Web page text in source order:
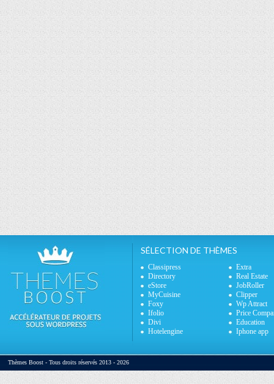
SÉLECTION DE THÈMES
Classipress
Extra
Directory
Real Estate
eStore
JobRoller
MyCuisine
Clipper
Foxy
Wp Attract
Ifolio
Price
Divi
Education
Hotelengine
Iphone app
Thèmes Boost - Tous droits réservés 2013 - 2026